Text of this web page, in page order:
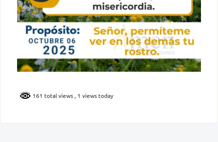
161 total views , 1 views today